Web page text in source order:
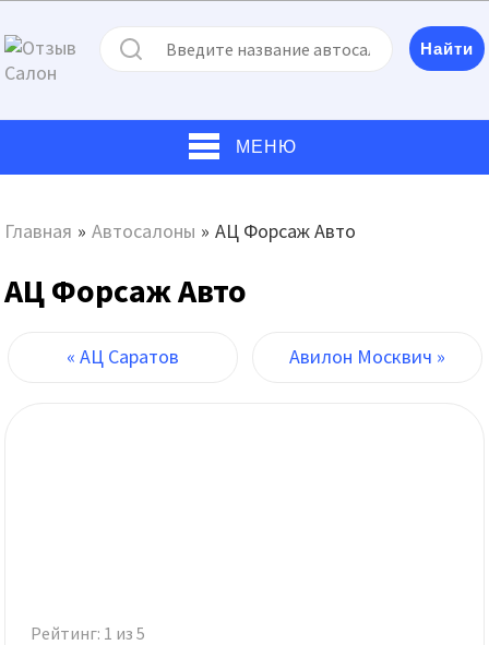
МЕНЮ
Главная » Автосалоны » АЦ Форсаж Авто
АЦ Форсаж Авто
« АЦ Саратов Авилон Москвич »
Рейтинг: 1 из 5